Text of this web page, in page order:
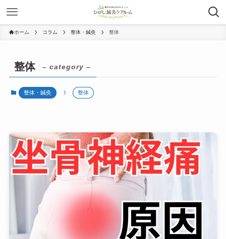
ホーム コラム 整体・鍼灸 整体
整体 – category –
整体・鍼灸 整体